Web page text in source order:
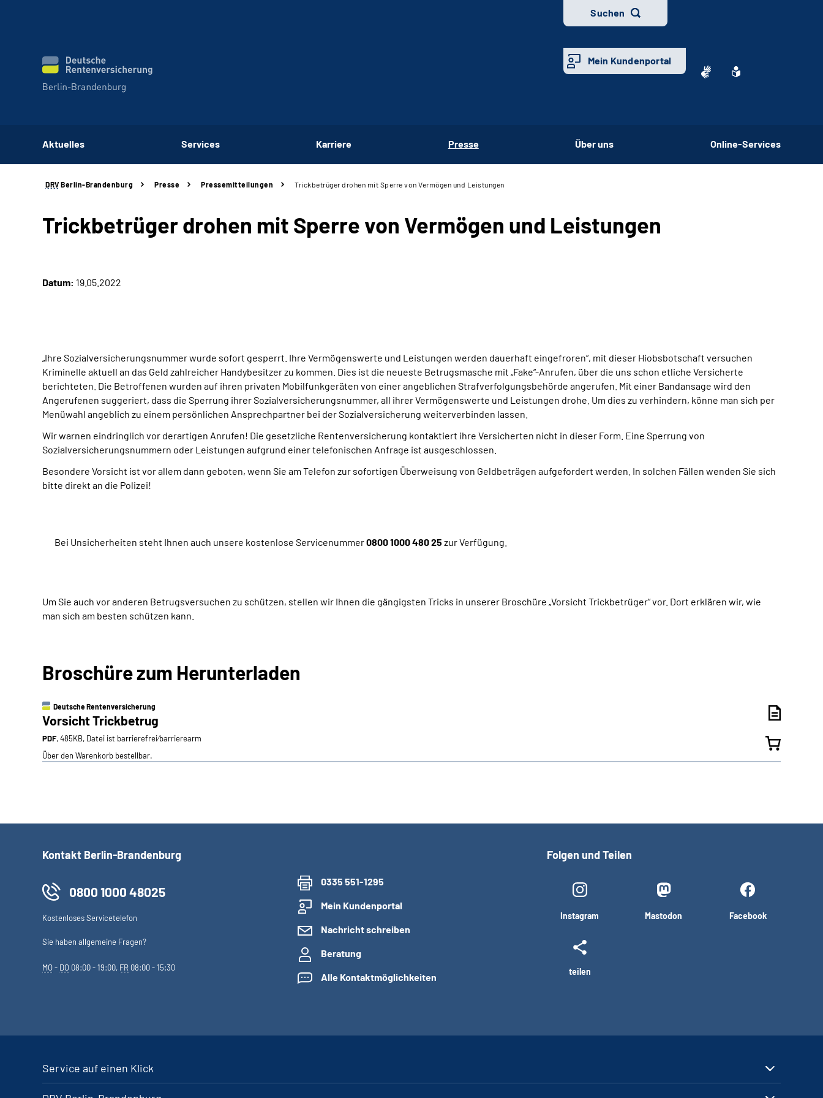
Suchen
Mein Kundenportal
Aktuelles Services Karriere Presse Über uns Online-Services
DRV Berlin-Brandenburg Presse Pressemitteilungen Trickbetrüger drohen mit Sperre von Vermögen und Leistungen
Trickbetrüger drohen mit Sperre von Vermögen und Leistungen
Datum: 19.05.2022
„Ihre Sozialversicherungsnummer wurde sofort gesperrt. Ihre Vermögenswerte und Leistungen werden dauerhaft eingefroren“, mit dieser Hiobsbotschaft versuchen
Kriminelle aktuell an das Geld zahlreicher Handybesitzer zu kommen. Dies ist die neueste Betrugsmasche mit „Fake“-Anrufen, über die uns schon etliche Versicherte
berichteten. Die Betroffenen wurden auf ihren privaten Mobilfunkgeräten von einer angeblichen Strafverfolgungsbehörde angerufen. Mit einer Bandansage wird den
Angerufenen suggeriert, dass die Sperrung ihrer Sozialversicherungsnummer, all ihrer Vermögenswerte und Leistungen drohe. Um dies zu verhindern, könne man sich per
Menüwahl angeblich zu einem persönlichen Ansprechpartner bei der Sozialversicherung weiterverbinden lassen.
Wir warnen eindringlich vor derartigen Anrufen! Die gesetzliche Rentenversicherung kontaktiert ihre Versicherten nicht in dieser Form. Eine Sperrung von
Sozialversicherungsnummern oder Leistungen aufgrund einer telefonischen Anfrage ist ausgeschlossen.
Besondere Vorsicht ist vor allem dann geboten, wenn Sie am Telefon zur sofortigen Überweisung von Geldbeträgen aufgefordert werden. In solchen Fällen wenden Sie sich
bitte direkt an die Polizei!
Bei Unsicherheiten steht Ihnen auch unsere kostenlose Servicenummer0800 1000 480 25 zur Verfügung.
Um Sie auch vor anderen Betrugsversuchen zu schützen, stellen wir Ihnen die gängigsten Tricks in unserer Broschüre „Vorsicht Trickbetrüger“ vor. Dort erklären wir, wie
man sich am besten schützen kann.
Broschüre zum Herunterladen
Deutsche Rentenversicherung
Vorsicht Trickbetrug
PDF, 485KB, Datei ist barrierefrei⁄barrierearm
Über den Warenkorb bestellbar.
Kontakt Berlin-Brandenburg
0800 1000 48025
Kostenloses Servicetelefon
Sie haben allgemeine Fragen?
MO- DO 08:00 - 19:00, FR 08:00 - 15:30
0335 551-1295
Mein Kundenportal
Nachricht schreiben
Beratung
Alle Kontaktmöglichkeiten
Folgen und Teilen
Instagram Mastodon Facebook
teilen
Service auf einen Klick